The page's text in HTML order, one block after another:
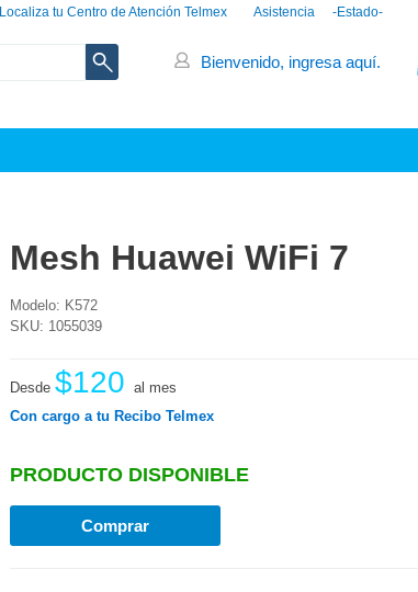
Asistencia
Localiza tu Centro de Atención Telmex
Bienvenido, ingresa aquí.
Mesh Huawei WiFi 7
Modelo: K572
SKU: 1055039
Desde $120 al mes
Con cargo a tu Recibo Telmex
PRODUCTO DISPONIBLE